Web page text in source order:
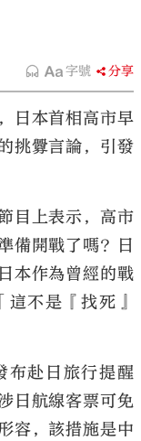
字號 分享
日本首相高市早
挑釁言論，引發
目上表示，高市
備開戰了嗎？日
本作為曾經的戰
不是『找死』
布赴日旅行提醒
日航線客票可免
容，該措施是中